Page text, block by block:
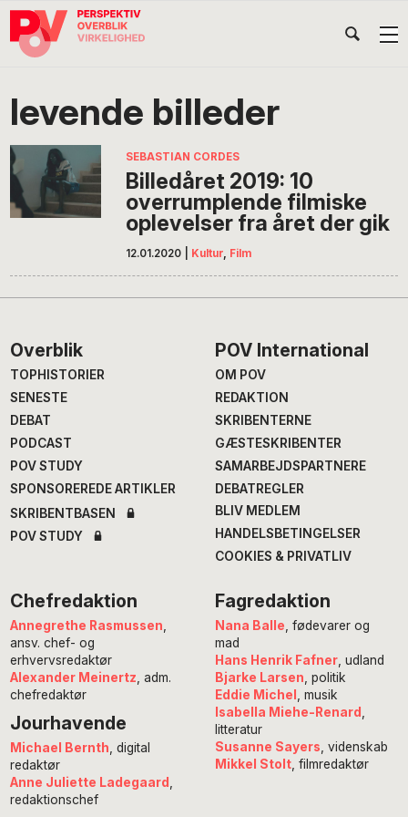
Gå
direkte
navigation
Skip
indhold
Gå
direkte
POV
International
levende billeder
SEBASTIAN CORDES
Billedåret 2019: 10
overrumplende filmiske
oplevelser fra året der gik
12.01.2020 Kultur, Film
Footer
Overblik
TOPHISTORIER
SENESTE
DEBAT
PODCAST
POV STUDY
SPONSOREREDE ARTIKLER
SKRIBENTBASEN
POV STUDY
POV International
OM POV
REDAKTION
SKRIBENTERNE
GÆSTESKRIBENTER
SAMARBEJDSPARTNERE
DEBATREGLER
BLIV MEDLEM
HANDELSBETINGELSER
COOKIES & PRIVATLIV
Chefredaktion
Annegrethe Rasmussen
ansv. chef- og
erhvervsredaktør
Alexander Meinertz , adm.
chefredaktør
Jourhavende
Michael Bernth , digital
redaktør
Anne Juliette Ladegaard
redaktionschef
Fagredaktion
Nana Balle , fødevarer og
mad
Hans Henrik Fafner, udland
Bjarke Larsen , politik
Eddie Michel
, musik
Isabella Miehe-Renard
litteratur
Susanne Sayers , videnskab
Mikkel Stolt, filmredaktør